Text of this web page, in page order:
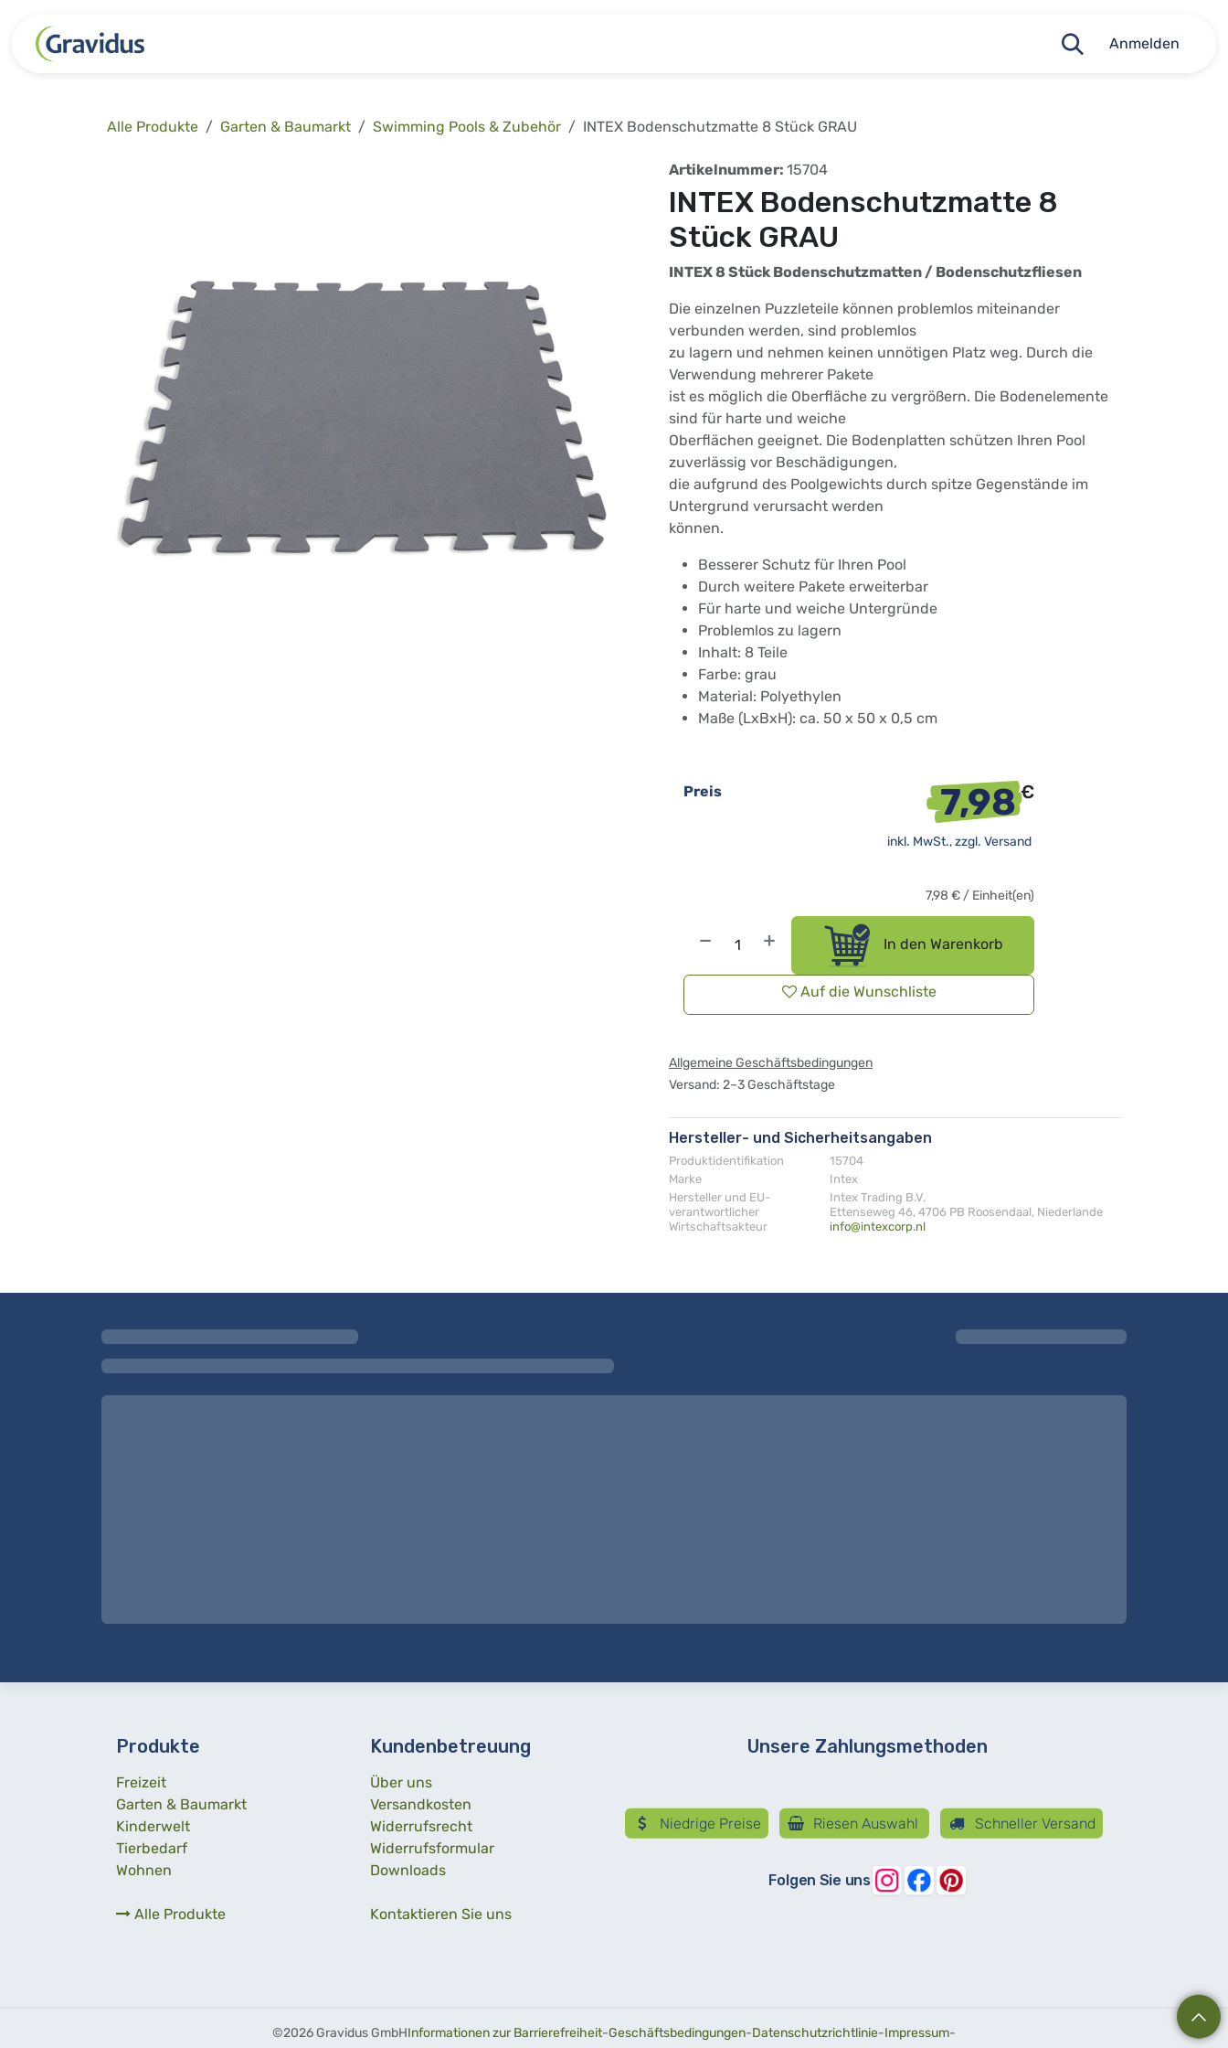
Anmelden
Alle Produkte Garten & Baumarkt Swimming Pools & Zubehör INTEX Bodenschutzmatte 8 Stück GRAU
Artikelnummer: 15704
INTEX Bodenschutzmatte 8
Stück GRAU
INTEX 8 Stück Bodenschutzmatten / Bodenschutzfliesen
Die einzelnen Puzzleteile können problemlos miteinander
verbunden werden, sind problemlos
zu lagern und nehmen keinen unnötigen Platz weg. Durch die
Verwendung mehrerer Pakete
ist es möglich die Oberfläche zu vergrößern. Die Bodenelemente
sind für harte und weiche
Oberflächen geeignet. Die Bodenplatten schützen Ihren Pool
zuverlässig vor Beschädigungen,
die aufgrund des Poolgewichts durch spitze Gegenstände im
Untergrund verursacht werden
können.
Besserer Schutz für Ihren Pool
Durch weitere Pakete erweiterbar
Für harte und weiche Untergründe
Problemlos zu lagern
Inhalt: 8 Teile
Farbe: grau
Material: Polyethylen
Maße (LxBxH): ca. 50 x 50 x 0,5 cm
In den Warenkorb
Auf die Wunschliste
Preis 7,98€
inkl. MwSt., zzgl. Versand
7,98 €/ Einheit(en)
Allgemeine Geschäftsbedingungen
Versand: 2–3 Geschäftstage
Hersteller- und Sicherheitsangaben
Produktidentifikation
15704
Marke
Intex
Hersteller und EU-
verantwortlicher
Wirtschaftsakteur
Intex Trading B.V.
Ettenseweg 46, 4706 PB Roosendaal, Niederlande
info@intexcorp.nl
Produkte
Freizeit
Garten & Baumarkt
Kinderwelt
Tierbedarf
Wohnen
Alle Produkte
Kundenbetreuung
Über uns
Versandkosten
Widerrufsrecht
Widerrufsformular
Downloads
Kontaktieren Sie uns
Unsere Zahlungsmethoden
Niedrige Preise Riesen Auswahl Schneller Versand
Folgen Sie uns
©2026 Gravidus GmbHInformationen zur Barrierefreiheit-Geschäftsbedingungen-Datenschutzrichtlinie-Impressum-